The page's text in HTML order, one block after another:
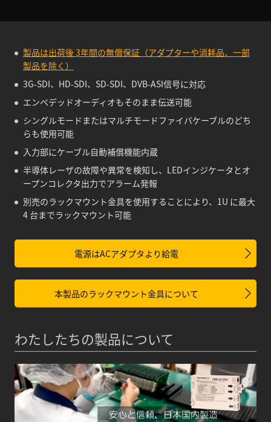
製品は出荷後 3年間の無償保証（アダプターや消耗品、一部
製品を除く）
3G-SDI、HD-SDI、SD-SDI、DVB-ASI信号に対応
エンベデッドオーディオもそのまま伝送可能
シングルモードまたはマルチモードファイバケーブルのどち
らも使用可能
入力部にケーブル自動補償機能内蔵
半導体レーザの故障や異常を検知し、LEDインジケータとオ
ープンコレクタ出力でアラーム発報
別売のラックマウント金具を使用することにより、1U に最大
4 台までラックマウント可能
電源はACアダプタより給電
本製品のラックマウント金具について
わたしたちの製品について